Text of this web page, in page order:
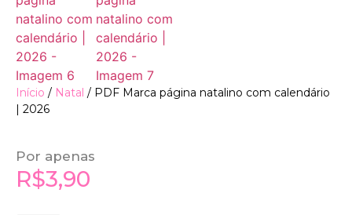
Início / Natal / PDF Marca página natalino com calendário
| 2026
Por apenas
R$3,90